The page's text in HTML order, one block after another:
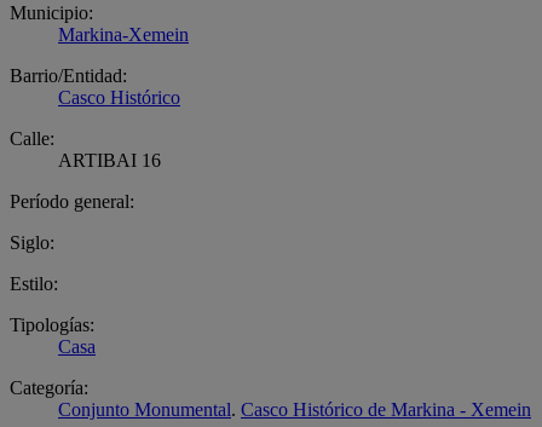
Municipio:
Markina-Xemein
Barrio/Entidad:
Casco Histórico
Calle:
ARTIBAI 16
Período general:
Siglo:
Estilo:
Tipologías:
Casa
Categoría:
Conjunto Monumental. Casco Histórico de Markina - Xemein